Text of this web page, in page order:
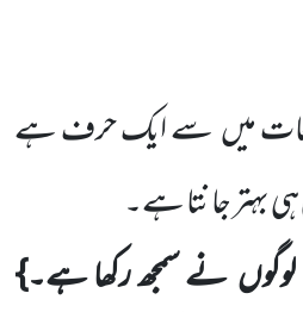
میںسے ایک حرف ہے
بہتر جانتا ہے۔
نے سمجھ رکھا ہے۔}